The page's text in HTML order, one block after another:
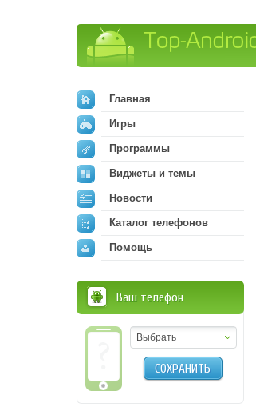
Главная
Игры
Программы
Виджеты и темы
Новости
Каталог телефонов
Помощь
Ваш телефон
Выбрать
СОХРАНИТЬ